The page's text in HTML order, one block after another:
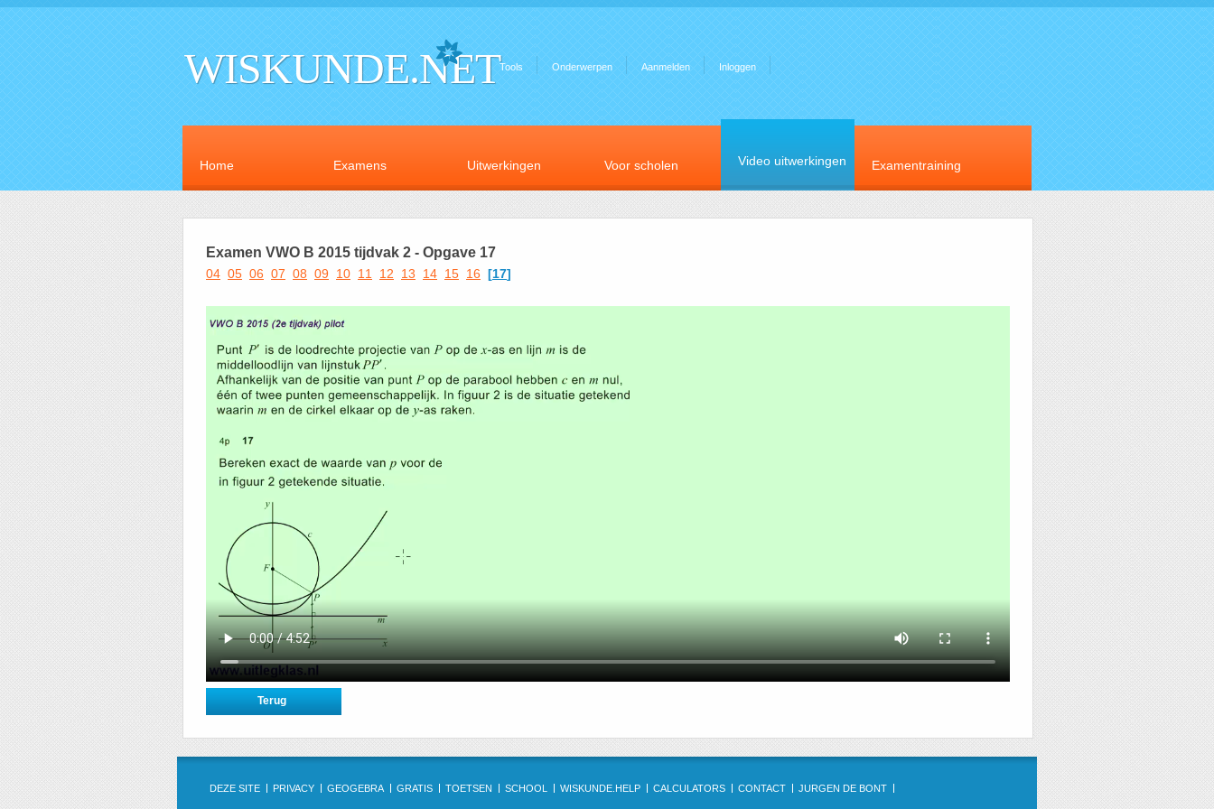
WISKUNDE.NETTools Onderwerpen Aanmelden Inloggen
Home Examens Uitwerkingen Voor scholen Video uitwerkingen Examentraining
Examen VWO B 2015 tijdvak 2 - Opgave 17
04 05 06 07 08 09 10 11 12 13 14 15 16 [17]
DEZE SITE PRIVACY GEOGEBRA GRATIS TOETSEN SCHOOL WISKUNDE.HELP CALCULATORS CONTACT JURGEN DE BONT